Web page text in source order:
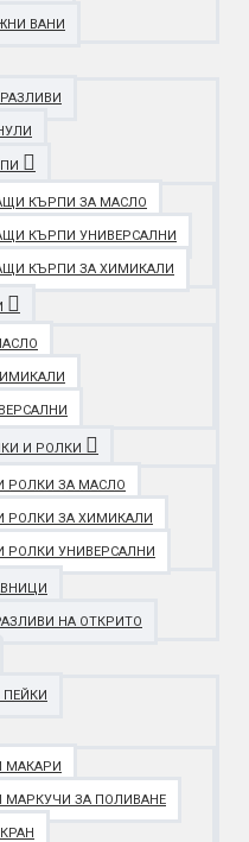
ВАНИ
КЪРПИ ЗА МАСЛО
КЪРПИ УНИВЕРСАЛНИ
КЪРПИ ЗА ХИМИКАЛИ
И РОЛКИ
РОЛКИ ЗА МАСЛО
РОЛКИ ЗА ХИМИКАЛИ
РОЛКИ УНИВЕРСАЛНИ
НА ОТКРИТО
МАКАРИ
МАРКУЧИ ЗА ПОЛИВАНЕ